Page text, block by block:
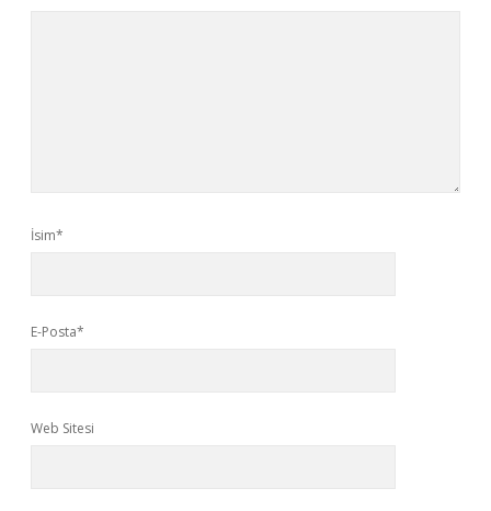
İsim*
E-Posta*
Web Sitesi